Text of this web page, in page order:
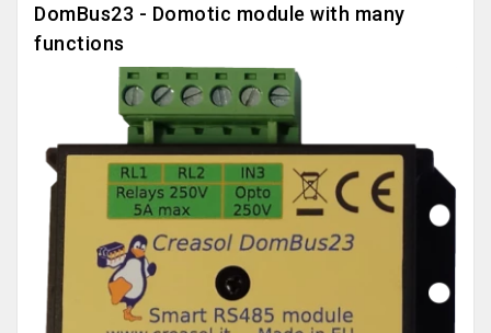
DomBus23 - Domotic module with many
functions